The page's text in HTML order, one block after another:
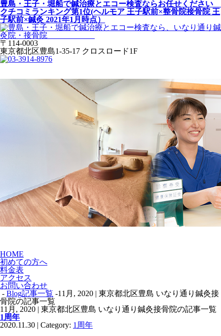
豊島・王子・堀船で鍼治療とエコー検査ならお任せください
クチコミランキング第1位(ヘルモア 王子駅前×整骨院接骨院 王
子駅前×鍼灸 2021年1月時点）
〒114-0003
東京都北区豊島1-35-17 クロスロード1F
HOME
初めての方へ
料金表
アクセス
お問い合わせ
- Blog記事一覧 -11月, 2020 | 東京都北区豊島 いなり通り鍼灸接
骨院の記事一覧
11月, 2020 | 東京都北区豊島 いなり通り鍼灸接骨院の記事一覧
1周年
2020.11.30 | Category: 1周年